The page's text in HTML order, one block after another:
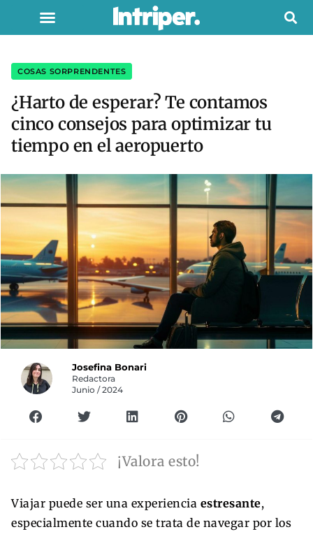
COSAS SORPRENDENTES
¿Harto de esperar? Te contamos
cinco consejos para optimizar tu
tiempo en el aeropuerto
Josefina Bonari
Redactora
Junio / 2024
¡Valora esto!
Viajar puede ser una experiencia estresante,
especialmente cuando se trata de navegar por los